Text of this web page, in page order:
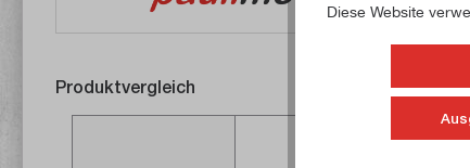
Produktvergleich
Diese Website